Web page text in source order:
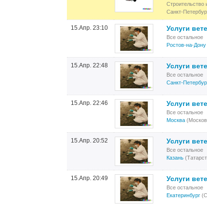
Строительство
Санкт-
15.Апр. 23:10 Услуги
Все остальное
Ростов-на-Дону
15.Апр. 22:48 Услуги
Все остальное
Санкт-
15.Апр. 22:46 Услуги
Все остальное
Москва
15.Апр. 20:52 Услуги
Все остальное
Казань
15.Апр. 20:49 Услуги
Все остальное
Екатеринбург